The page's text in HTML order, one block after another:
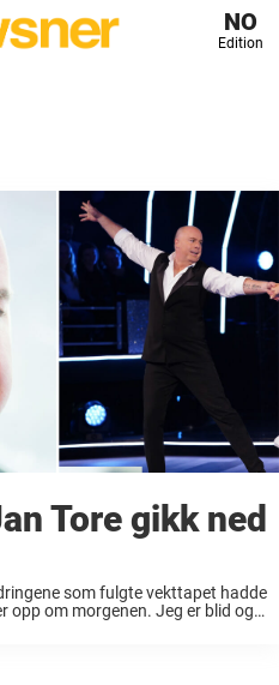
NO
Edition
Tore gikk ned
som fulgte vekttapet hadde
opp om morgenen. Jeg er blid og